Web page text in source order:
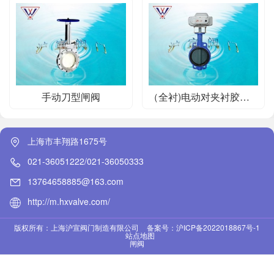
手动刀型闸阀 （全衬)电动对夹衬胶蝶阀
上海市丰翔路1675号
021-36051222/021-36050333
13764658885@163.com
http://m.hxvalve.com/
版权所有：上海沪宣阀门制造有限公司 备案号：沪ICP备2022018867号-1
站点地图
闸阀